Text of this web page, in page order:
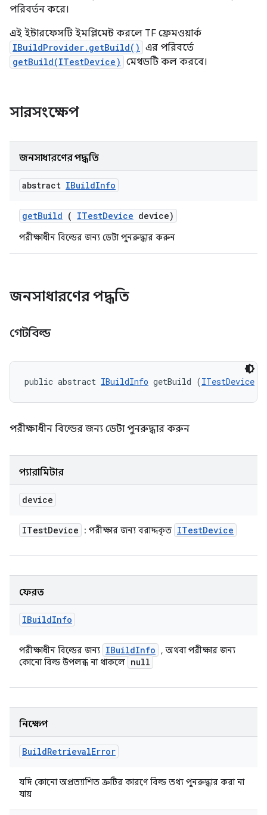
পরিবর্তন করে।
এই ইন্টারফেসটি ইমপ্লিমেন্ট করলে TF ফ্রেমওয়ার্ক
IBuildProvider.getBuild() এর পরিবর্তে
getBuild(ITestDevice) মেথডটি কল করবে।
সারসংক্ষেপ
জনসাধারণের পদ্ধতি
abstract IBuildInfo
getBuild ( ITestDevice device)
পরীক্ষাধীন বিল্ডের জন্য ডেটা পুনরুদ্ধার করুন
জনসাধারণের পদ্ধতি
গেটবিল্ড
public abstract IBuildInfo getBuild (ITestDevice
পরীক্ষাধীন বিল্ডের জন্য ডেটা পুনরুদ্ধার করুন
প্যারামিটার
device
ITestDevice : পরীক্ষার জন্য বরাদ্দকৃত ITestDevice
ফেরত
IBuildInfo
পরীক্ষাধীন বিল্ডের জন্য IBuildInfo
, অথবা পরীক্ষার জন্য
কোনো বিল্ড উপলব্ধ না থাকলে null
নিক্ষেপ
BuildRetrievalError
যদি কোনো অপ্রত্যাশিত ত্রুটির কারণে বিল্ড তথ্য পুনরুদ্ধার করা না
যায়